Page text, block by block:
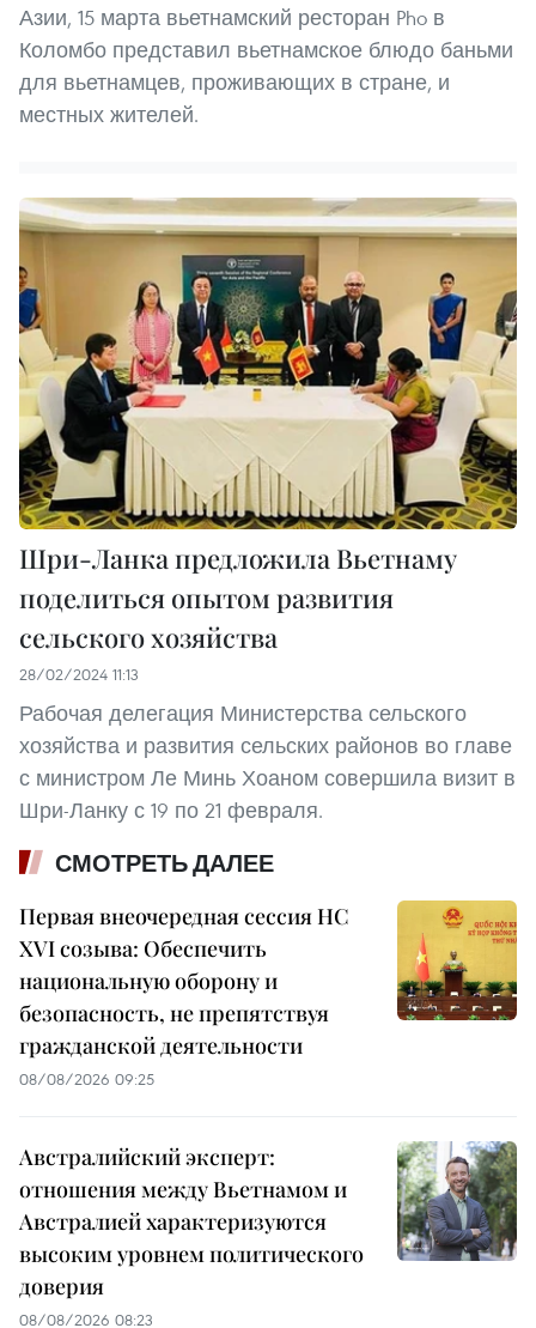
Азии, 15 марта вьетнамский ресторан Pho в
Коломбо представил вьетнамское блюдо баньми
для вьетнамцев, проживающих в стране, и
местных жителей.
Шри-Ланка предложила Вьетнаму
поделиться опытом развития
сельского хозяйства
28/02/2024 11:13
Рабочая делегация Министерства сельского
хозяйства и развития сельских районов во главе
с министром Ле Минь Хоаном совершила визит в
Шри-Ланку с 19 по 21 февраля.
СМОТРЕТЬ ДАЛЕЕ
Первая внеочередная сессия НС
XVI созыва: Обеспечить
национальную оборону и
безопасность, не препятствуя
гражданской деятельности
08/08/2026 09:25
Австралийский эксперт:
отношения между Вьетнамом и
Австралией характеризуются
высоким уровнем политического
доверия
08/08/2026 08:23